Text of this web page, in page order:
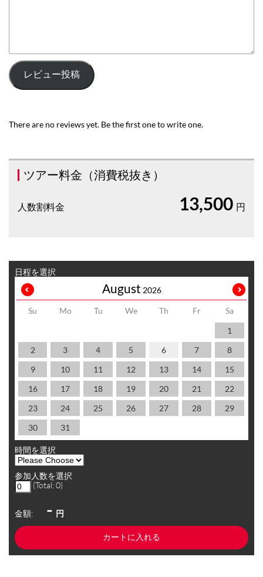
レビュー投稿
There are no reviews yet. Be the first one to write one.
ツアー料金（消費税抜き）
人数割料金 13,500 円
日程を選択
August 2026
Su Mo Tu We Th Fr
Sa
1
2
3 4 5 6 7
8
9
10 11 12 13 14
15
16
17 18 19 20 21
22
23
24 25 26 27 28
29
30
31
時間を選択
参加人数を選択
(Total:0)
金額: - 円